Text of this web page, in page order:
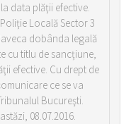
data plăţii efective.
Locală Sector 3
dobânda legală
cu titlu de sancţiune,
efective. Cu drept de
ce se va
Bucureşti.
08.07.2016.